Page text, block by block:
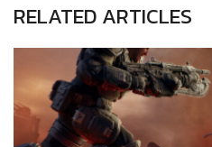
RELATED ARTICLES